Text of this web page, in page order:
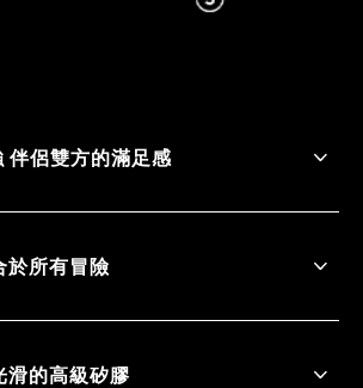
伴侶雙方的滿足感
更澎湃、更長久且更強烈的性高
於所有冒險
2 來探索許多不同的性愛姿勢。
滑的高級矽膠